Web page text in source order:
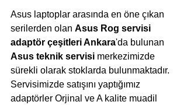
Asus laptoplar arasında en öne çıkan
serilerden olan Asus Rog servisi
adaptör çeşitleri Ankara'da bulunan
Asus teknik servisi merkezimizde
sürekli olarak stoklarda bulunmaktadır.
Servisimizde satışını yaptığımız
adaptörler Orjinal ve A kalite muadil